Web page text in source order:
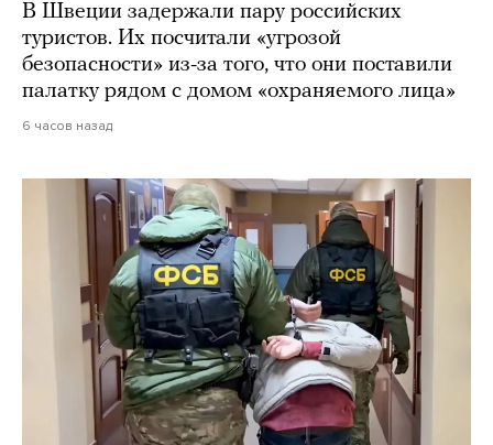
В Швеции задержали пару российских
туристов. Их посчитали «угрозой
безопасности» из-за того, что они поставили
палатку рядом с домом «охраняемого лица»
6 часов назад